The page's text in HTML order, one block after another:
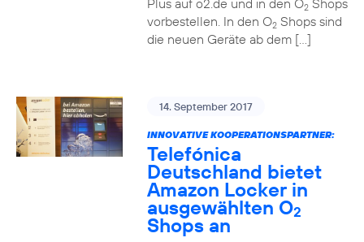
Plus auf o2.de und in den O2Shops
vorbestellen. In den O2Shops sind
die neuen Geräte ab dem […]
14. September 2017
INNOVATIVE KOOPERATIONSPARTNER:
Telefónica
Deutschland bietet
Amazon Locker in
ausgewählten O2
Shops an